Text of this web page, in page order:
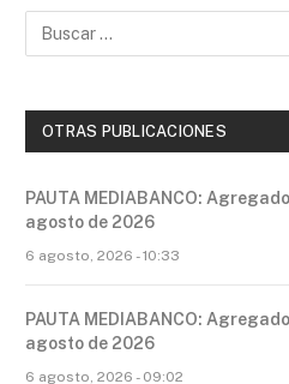
OTRAS PUBLICACIONES
PAUTA MEDIABANCO:
agosto de 2026
6 agosto, 2026 - 10:33
PAUTA MEDIABANCO:
agosto de 2026
6 agosto, 2026 - 09:02